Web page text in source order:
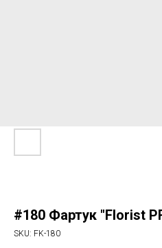
#180 Фартук "Florist
SKU: FK-180